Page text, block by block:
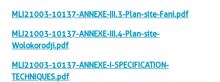
MLI21003-10137-ANNEXE-III.3-Plan-site-Fani.pdf
MLI21003-10137-ANNEXE-III.4-Plan-site-
Wolokorodji.pdf
MLI21003-10137-ANNEXE-I-SPECIFICATION-
TECHNIQUES.pdf